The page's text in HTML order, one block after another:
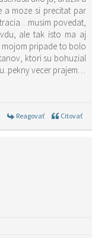
a moze si precitat par
povedat,
ale tak isto ma aj
mojom pripade to bolo
ktori su bohuzial
vecer prajem…
Reagovať Citovať